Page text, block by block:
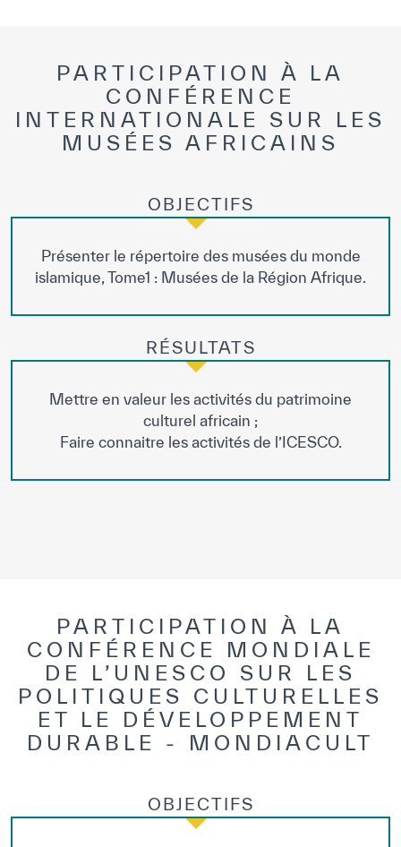
PARTICIPATION À LA
CONFÉRENCE
INTERNATIONALE SUR LES
MUSÉES AFRICAINS
OBJECTIFS
Présenter le répertoire des musées du monde
islamique, Tome1 : Musées de la Région Afrique.
RÉSULTATS
Mettre en valeur les activités du patrimoine
culturel africain ;
Faire connaitre les activités de l’ICESCO.
PARTICIPATION À LA
CONFÉRENCE MONDIALE
DE L’UNESCO SUR LES
POLITIQUES CULTURELLES
ET LE DÉVELOPPEMENT
DURABLE - MONDIACULT
OBJECTIFS